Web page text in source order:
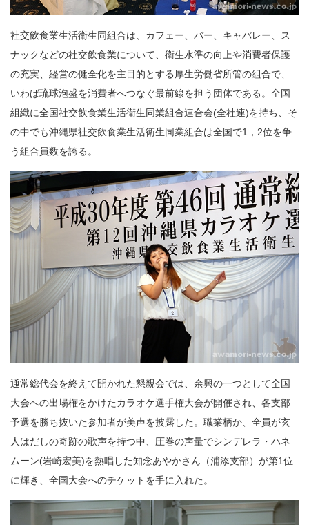
社交飲食業生活衛生同組合は、カフェー、バー、キャバレー、ス
ナックなどの社交飲食業について、衛生水準の向上や消費者保護
の充実、経営の健全化を主目的とする厚生労働省所管の組合で、
いわば琉球泡盛を消費者へつなぐ最前線を担う団体である。全国
組織に全国社交飲食業生活衛生同業組合連合会(全社連)を持ち、そ
の中でも沖縄県社交飲食業生活衛生同業組合は全国で1，2位を争
う組合員数を誇る。
通常総代会を終えて開かれた懇親会では、余興の一つとして全国
大会への出場権をかけたカラオケ選手権大会が開催され、各支部
予選を勝ち抜いた参加者が美声を披露した。職業柄か、全員が玄
人はだしの奇跡の歌声を持つ中、圧巻の声量でシンデレラ・ハネ
ムーン(岩崎宏美)を熱唱した知念あやかさん（浦添支部）が第1位
に輝き、全国大会へのチケットを手に入れた。